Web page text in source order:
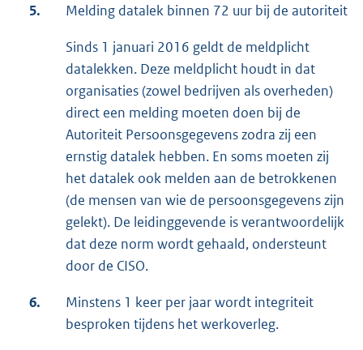
5. Melding datalek binnen 72 uur bij de autoriteit
Sinds 1 januari 2016 geldt de meldplicht
datalekken. Deze meldplicht houdt in dat
organisaties (zowel bedrijven als overheden)
direct een melding moeten doen bij de
Autoriteit Persoonsgegevens zodra zij een
ernstig datalek hebben. En soms moeten zij
het datalek ook melden aan de betrokkenen
(de mensen van wie de persoonsgegevens zijn
gelekt). De leidinggevende is verantwoordelijk
dat deze norm wordt gehaald, ondersteunt
door de CISO.
6.
Minstens 1 keer per jaar wordt integriteit
besproken tijdens het werkoverleg.